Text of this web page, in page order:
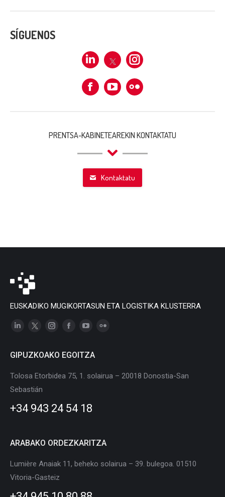
SÍGUENOS
Linkedin
X Instagram
FacebookFlickr
PRENTSA-KABINETEAREKIN KONTAKTATU
Kontaktatu
EUSKADIKO MUGIKORTASUN ETA LOGISTIKA KLUSTERRA
Linkedin
opens
in
new
X
opens
in
new
Instagram
opens
in
opens
in
opens
GIPUZKOAKO EGOITZA
Tolosa Etorbidea 75, 1. solairua – 20018 Donostia-San
Sebastián
+34 943 24 54 18
ARABAKO ORDEZKARITZA
Lumière Anaiak 11, beheko solairua – 39. bulegoa. 01510
Vitoria-Gasteiz